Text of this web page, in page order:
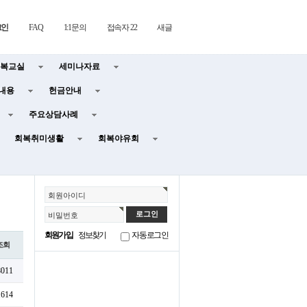
FAQ 1:1문의 접속자 22 새글
교실 세미나자료
용 헌금안내
주요상담사례
회복취미생활 회복야유회
회원아이디
비밀번호
회원가입 정보찾기 자동로그인
회